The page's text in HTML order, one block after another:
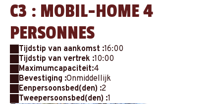
C3 : MOBIL-HOME 4
PERSONNES
Tijdstip van aankomst :16:00
Tijdstip van vertrek :10:00
Maximumcapaciteit:4
Bevestiging :Onmiddellijk
Eenpersoonsbed(den) :2
Tweepersoonsbed(den) :1